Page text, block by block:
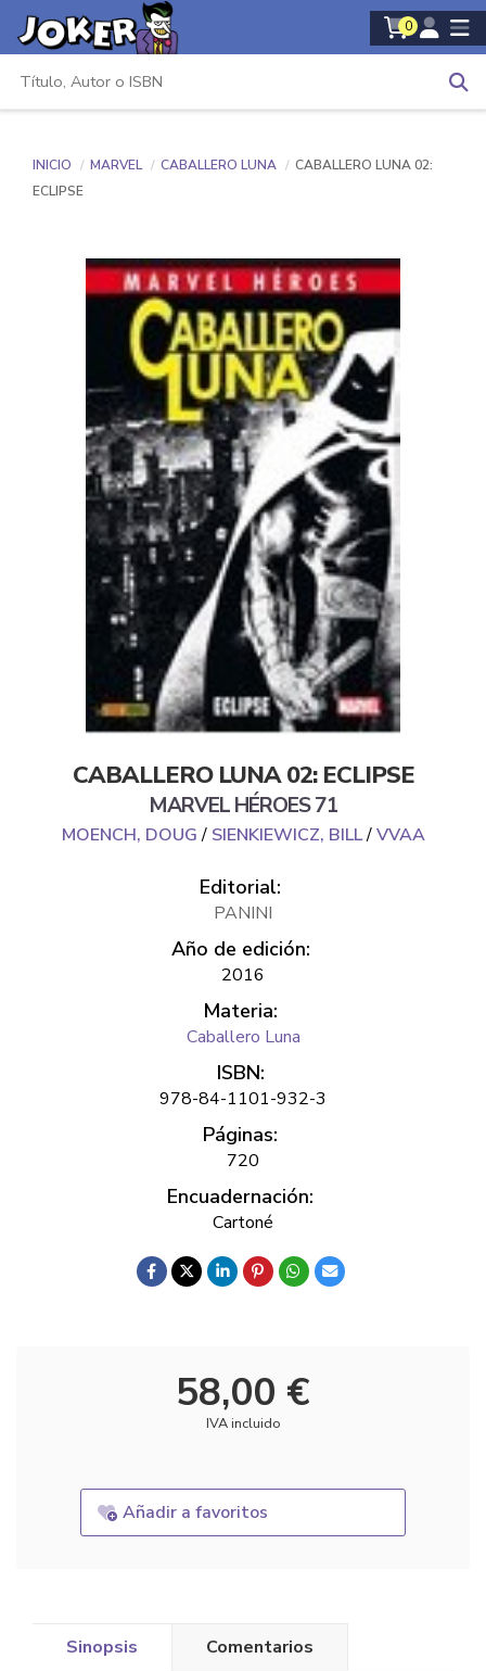
0
INICIO MARVEL CABALLERO LUNA
CABALLERO LUNA 02:
ECLIPSE
CABALLERO LUNA 02: ECLIPSE
MARVEL HÉROES 71
MOENCH, DOUG/ SIENKIEWICZ, BILL/VVAA
Editorial:
PANINI
Año de edición:
2016
Materia:
Caballero Luna
ISBN:
978-84-1101-932-3
Páginas:
720
Encuadernación:
Cartoné
58,00 €
IVA incluido
Añadir a favoritos
Sinopsis Comentarios